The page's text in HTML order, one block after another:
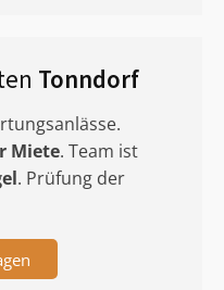
Tonndorf
Miete. Team ist
. Prüfung der